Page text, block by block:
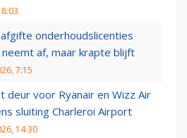
onderhoudslicenties
af, maar krapte blijft
7:15
deur voor Ryanair en Wizz Air
sluiting Charleroi Airport
14:30